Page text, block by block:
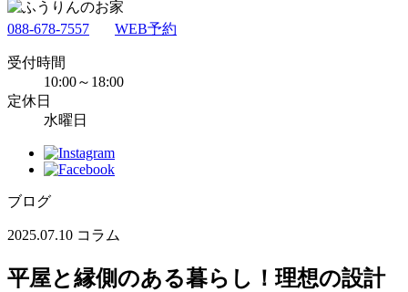
088-678-7557 WEB予約
受付時間
10:00～18:00
定休日
水曜日
ブログ
2025.07.10 コラム
平屋と縁側のある暮らし！理想の設計